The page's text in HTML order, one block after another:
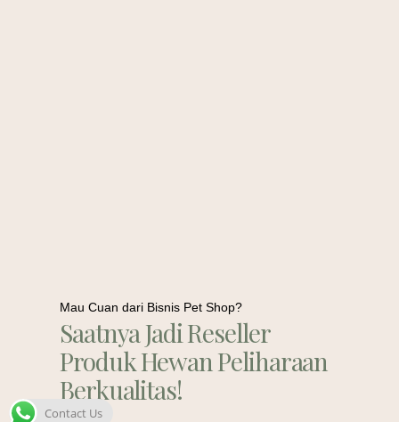
Mau Cuan dari Bisnis Pet Shop?
Saatnya Jadi Reseller
Produk Hewan Peliharaan
Berkualitas!
Contact Us